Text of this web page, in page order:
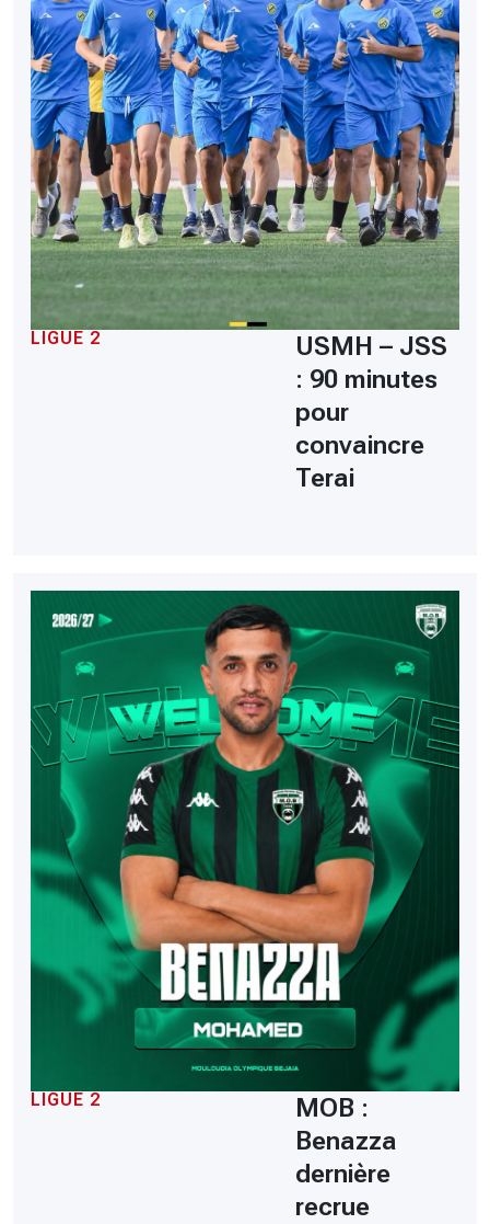
LIGUE 2
USMH – JSS
: 90 minutes
pour
convaincre
Terai
LIGUE 2
MOB :
Benazza
dernière
recrue